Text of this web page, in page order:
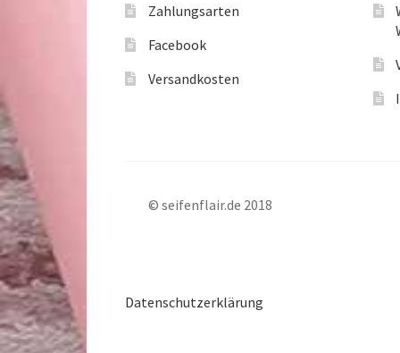
Zahlungsarten
Facebook
Versandkosten
© seifenflair.de 2018
Datenschutzerklärung